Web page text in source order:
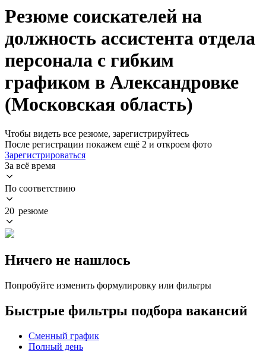
Резюме соискателей на
должность ассистента отдела
персонала с гибким
графиком в Александровке
(Московская область)
Чтобы видеть все резюме, зарегистрируйтесь
После регистрации покажем ещё 2 и откроем фото
Зарегистрироваться
За всё время
По соответствию
20 резюме
Ничего не нашлось
Попробуйте изменить формулировку или фильтры
Быстрые фильтры подбора вакансий
Сменный график
Полный день